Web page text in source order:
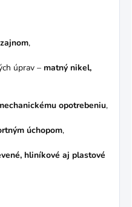
,
úprav – matný nikel,
opotrebeniu,
úchopom,
hliníkové aj plastové